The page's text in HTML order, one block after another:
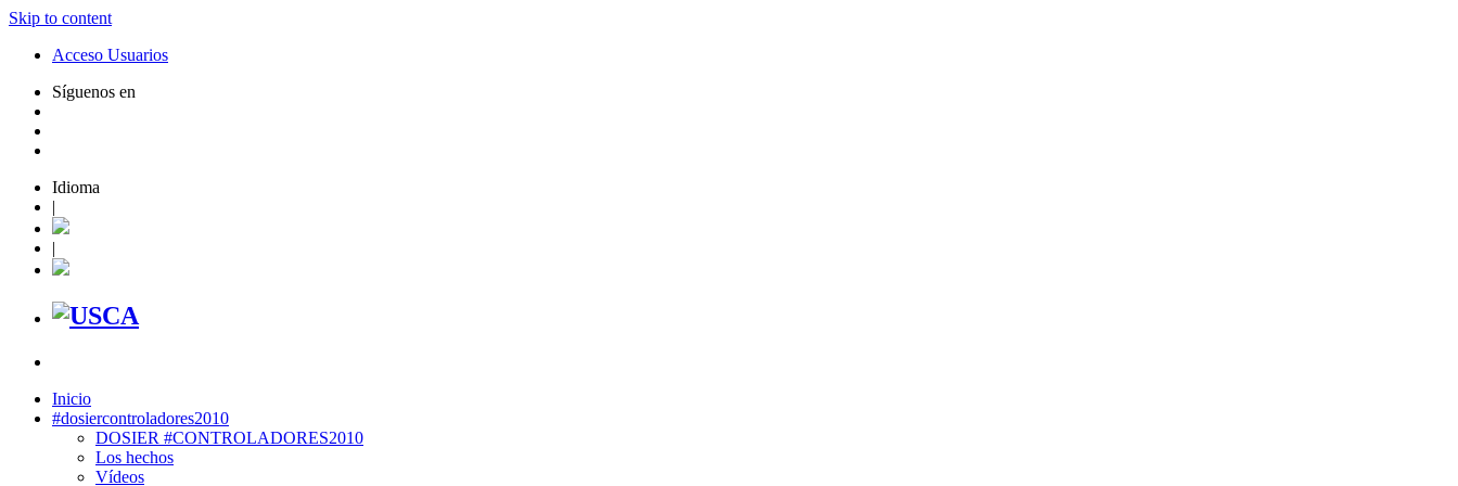
Skip to content
Acceso Usuarios
Síguenos en
Idioma
|
|
Inicio
#dosiercontroladores2010
DOSIER #CONTROLADORES2010
Los hechos
Vídeos